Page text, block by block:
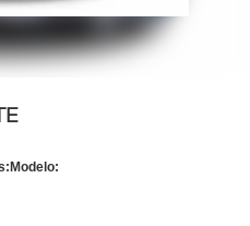
Modelo: